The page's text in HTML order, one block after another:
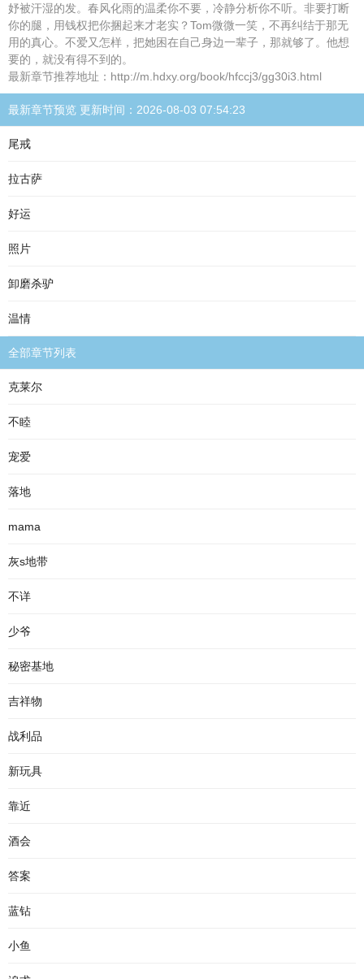
妤被汗湿的发。春风化雨的温柔你不要，冷静分析你不听。非要打断
你的腿，用钱权把你捆起来才老实？Tom微微一笑，不再纠结于那无
用的真心。不爱又怎样，把她困在自己身边一辈子，那就够了。他想
要的，就没有得不到的。
最新章节推荐地址：http://m.hdxy.org/book/hfccj3/gg30i3.html
最新章节预览 更新时间：2026-08-03 07:54:23
尾戒
拉古萨
好运
照片
卸磨杀驴
温情
全部章节列表
克莱尔
不睦
宠爱
落地
mama
灰s地带
不详
少爷
秘密基地
吉祥物
战利品
新玩具
靠近
酒会
答案
蓝钻
小鱼